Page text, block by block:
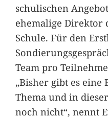
schulischen
ehemalige Direktor
Schule. Für den
Team pro
„Bisher gibt es eine
Thema und in
noch nicht“, nennt